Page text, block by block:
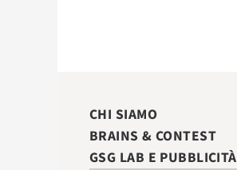
CHI SIAMO
BRAINS & CONTEST
GSG LAB E PUBBLICITÀ